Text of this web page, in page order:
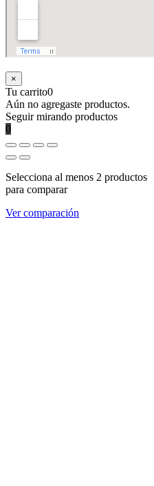
×
Tu carrito0
Aún no agregaste productos.
Seguir mirando productos
0
Selecciona al menos 2 productos
para comparar
Ver comparación